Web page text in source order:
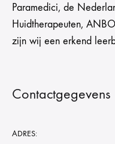
Paramedici, de
Huidtherapeuten,
zijn wij een erkend
Contactgegevens
ADRES: